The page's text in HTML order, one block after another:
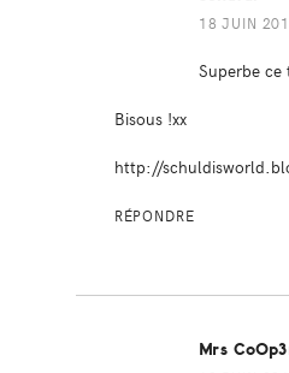
18 JUIN
Superbe ce
Bisous !xx
http://
RÉPONDRE
Mrs